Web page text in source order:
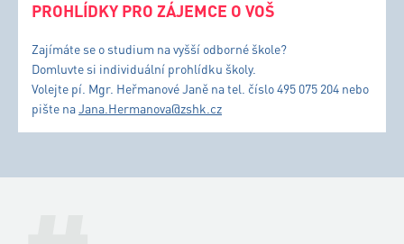
PROHLÍDKY PRO ZÁJEMCE O VOŠ
Zajímáte se o studium na vyšší odborné škole?
Domluvte si individuální prohlídku školy.
Volejte pí. Mgr. Heřmanové Janě na tel. číslo 495 075 204 nebo
pište naJana.Hermanova@zshk.cz